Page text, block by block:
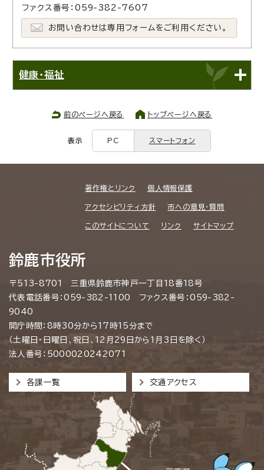
ファクス番号：059-382-7607
お問い合わせは専用フォームをご利用ください。
健康・福祉
前のページへ戻る トップページへ戻る
表示 PC スマートフォン
著作権とリンク 個人情報保護
アクセシビリティ方針 市への意見・質問
このサイトについて リンク サイトマップ
鈴鹿市役所
〒513-8701 三重県鈴鹿市神戸一丁目18番18号
代表電話番号：059-382-1100 ファクス番号：059-382-
9040
開庁時間：8時30分から17時15分まで
（土曜日・日曜日、祝日、12月29日から1月3日を除く）
法人番号：5000020242071
各課一覧 交通アクセス